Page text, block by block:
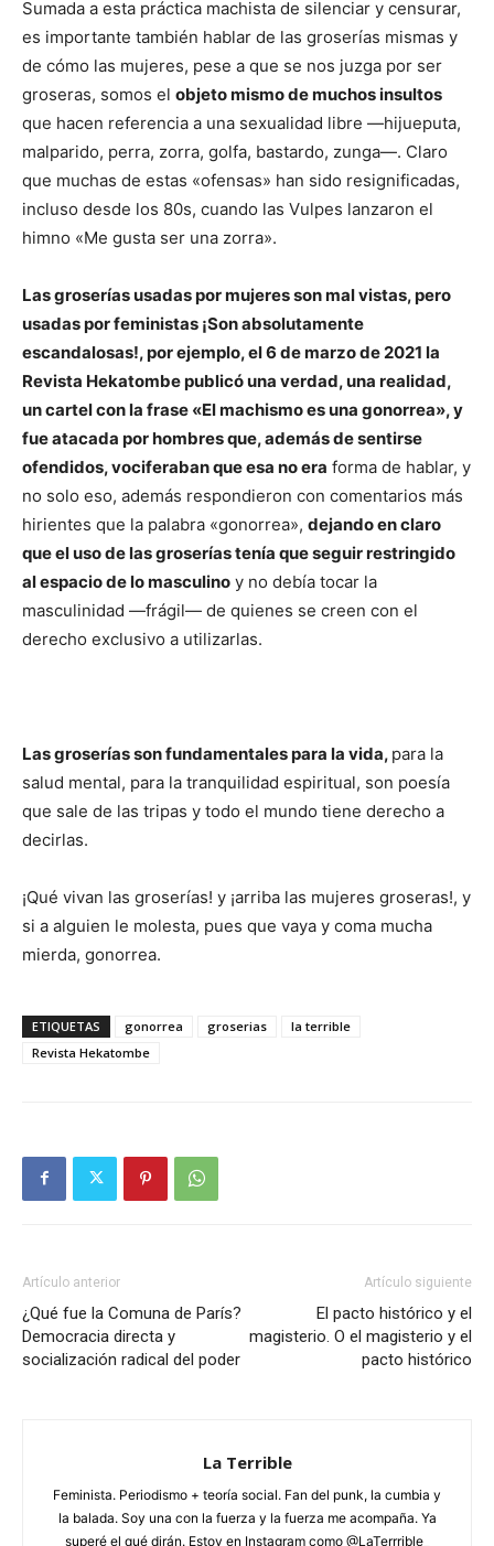
Sumada a esta práctica machista de silenciar y censurar,
es importante también hablar de las groserías mismas y
de cómo las mujeres, pese a que se nos juzga por ser
groseras, somos el objeto mismo de muchos insultos
que hacen referencia a una sexualidad libre —hijueputa,
malparido, perra, zorra, golfa, bastardo, zunga—. Claro
que muchas de estas «ofensas» han sido resignificadas,
incluso desde los 80s, cuando las Vulpes lanzaron el
himno «Me gusta ser una zorra».
Las groserías usadas por mujeres son mal vistas, pero
usadas por feministas ¡Son absolutamente
escandalosas!, por ejemplo, el 6 de marzo de 2021 la
Revista Hekatombe publicó una verdad, una realidad,
un cartel con la frase «El machismo es una gonorrea», y
fue atacada por hombres que, además de sentirse
ofendidos, vociferaban que esa no era forma de hablar, y
no solo eso, además respondieron con comentarios más
hirientes que la palabra «gonorrea», dejando en claro
que el uso de las groserías tenía que seguir restringido
al espacio de lo masculino y no debía tocar la
masculinidad —frágil— de quienes se creen con el
derecho exclusivo a utilizarlas.
Las groserías son fundamentales para la vida, para la
salud mental, para la tranquilidad espiritual, son poesía
que sale de las tripas y todo el mundo tiene derecho a
decirlas.
¡Qué vivan las groserías! y ¡arriba las mujeres groseras!, y
si a alguien le molesta, pues que vaya y coma mucha
mierda, gonorrea.
ETIQUETAS gonorrea groserias
la terrible
Revista Hekatombe
Artículo anterior
¿Qué fue la Comuna de París?
Democracia directa y
socialización radical del poder
Artículo siguiente
El pacto histórico y el
magisterio. O el magisterio y el
pacto histórico
La Terrible
Feminista. Periodismo + teoría social. Fan del punk, la cumbia y
la balada. Soy una con la fuerza y la fuerza me acompaña. Ya
superé el qué dirán. Estoy en Instagram como @LaTerrrible_